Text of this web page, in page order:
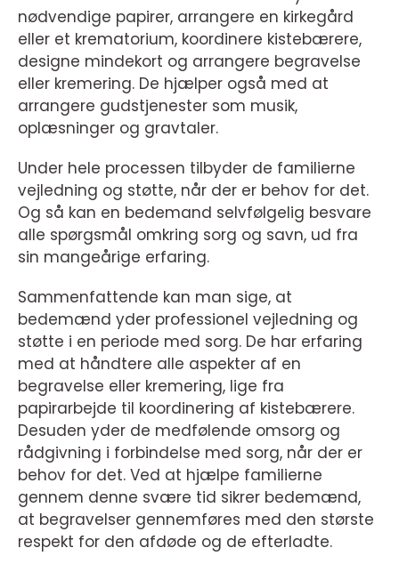
nødvendige papirer, arrangere en kirkegård
eller et krematorium, koordinere kistebærere,
designe mindekort og arrangere begravelse
eller kremering. De hjælper også med at
arrangere gudstjenester som musik,
oplæsninger og gravtaler.
Under hele processen tilbyder de familierne
vejledning og støtte, når der er behov for det.
Og så kan en bedemand selvfølgelig besvare
alle spørgsmål omkring sorg og savn, ud fra
sin mangeårige erfaring.
Sammenfattende kan man sige, at
bedemænd yder professionel vejledning og
støtte i en periode med sorg. De har erfaring
med at håndtere alle aspekter af en
begravelse eller kremering, lige fra
papirarbejde til koordinering af kistebærere.
Desuden yder de medfølende omsorg og
rådgivning i forbindelse med sorg, når der er
behov for det. Ved at hjælpe familierne
gennem denne svære tid sikrer bedemænd,
at begravelser gennemføres med den største
respekt for den afdøde og de efterladte.